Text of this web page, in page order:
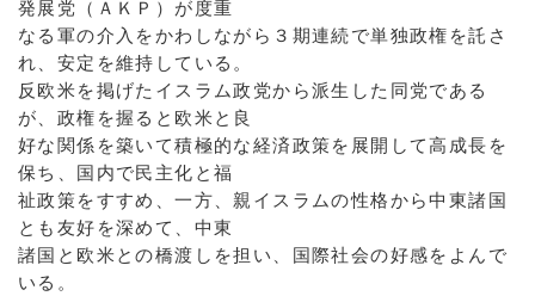
発展党（ＡＫＰ）が度重
なる軍の介入をかわしながら３期連続で単独政権を託さ
れ、安定を維持している。
反欧米を掲げたイスラム政党から派生した同党である
が、政権を握ると欧米と良
好な関係を築いて積極的な経済政策を展開して高成長を
保ち、国内で民主化と福
祉政策をすすめ、一方、親イスラムの性格から中東諸国
とも友好を深めて、中東
諸国と欧米との橋渡しを担い、国際社会の好感をよんで
いる。